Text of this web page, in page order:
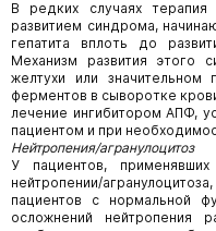
В редких случаях
развитием синдрома,
гепатита вплоть до
Механизм развития этого
желтухи или значительном
ферментов в сыворотке
лечение ингибитором АПФ,
пациентом и при
Нейтропения/агранулоцитоз
У пациентов,
нейтропении/
пациентов с нормальной
осложнений нейтропения